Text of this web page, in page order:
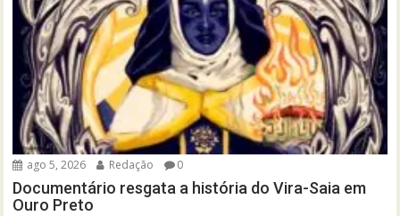
ago 5, 2026 Redação 0
Documentário resgata a história do Vira-Saia em
Ouro Preto